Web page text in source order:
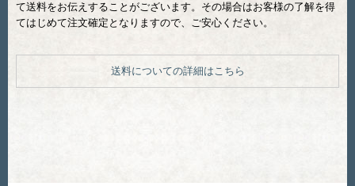
て送料をお伝えすることがございます。その場合はお客様の了解を得
てはじめて注文確定となりますので、ご安心ください。
送料についての詳細はこちら